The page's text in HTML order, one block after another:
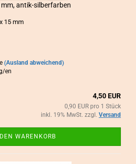
antik-​​sil­ber­far­ben
15 mm
(Ausland abweichend)
en
4,50 EUR
0,90 EUR pro 1 Stück
inkl. 19% MwSt. zzgl. Versand
WARENKORB